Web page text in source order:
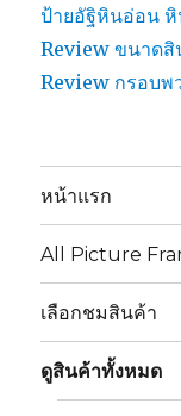
ป้ายอัฐิหินอ่อน
Review ขนาดสิ
Review กรอบพ
หน้าแรก
All Picture
เลือกชมสินค้า
ดูสินค้าทั้งหมด